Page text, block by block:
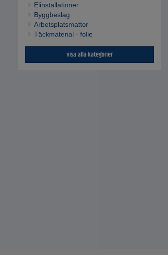
Elinstallationer
Byggbeslag
Arbetsplatsmattor
Täckmaterial - folie
visa alla kategorier